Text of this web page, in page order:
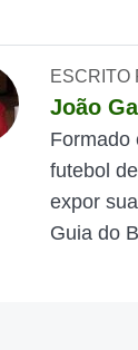
ESCRITO
João
Formado
futebol
expor
Guia do